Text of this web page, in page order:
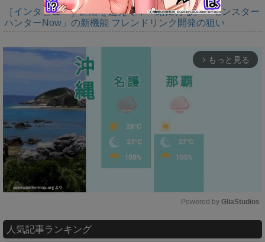
［インタビュー］距離を超えて，一緒に狩る。「モンスター
ハンターNow」の新機能 フレンドリンク開発の狙い
arrow_forward_ios もっと見る
u
Powered by GliaStudios
人気記事ランキング